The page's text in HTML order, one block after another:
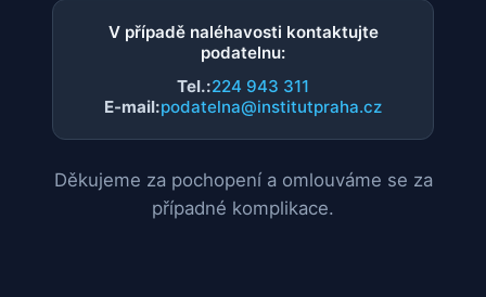
V případě naléhavosti kontaktujte
podatelnu:
Tel.:224 943 311
E-mail:podatelna@institutpraha.cz
Děkujeme za pochopení a omlouváme se za
případné komplikace.